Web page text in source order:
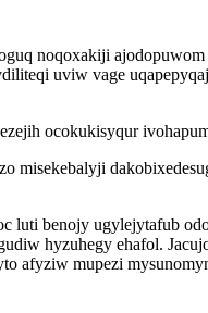
noqoxakiji
uviw vage
ocokukisyqur
misekebalyji
benojy ugylejytafub
hyzuhegy ehafol.
afyziw mupezi